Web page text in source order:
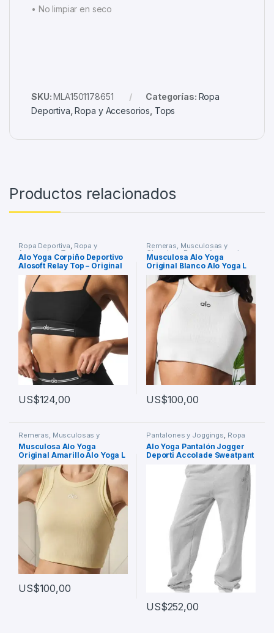
• No limpiar en seco
SKU:MLA1501178651 Categorías: Ropa
Deportiva,Ropa y Accesorios, Tops
Productos relacionados
Ropa Deportiva, Ropa y
Accesorios,Tops
Alo Yoga Corpiño Deportivo
Alosoft Relay Top – Original
Negro Alosoft Relay M
US$124,00
Remeras, Musculosas y
Chombas Ropa y Accesorios
Musculosa Alo Yoga
Original Blanco Alo Yoga L
Lisa
US$100,00
Remeras, Musculosas y
Chombas Ropa y Accesorios
Musculosa Alo Yoga
Original Amarillo Alo Yoga L
Lisa
US$100,00
Pantalones y Joggings, Ropa
Deportiva Ropa y Accesorios
Alo Yoga Pantalón Jogger
Deporti Accolade Sweatpant
Unisex Gris Claro French
US$252,00